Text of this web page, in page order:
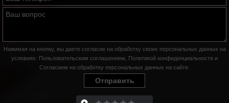
Нажимая на кнопку, вы даете согласие на обработку своих персональных данных на
условиях: Пользовательским соглашением Политикой конфиденциальности и
Согласием на обработку персональных данных на сайте
Отправить